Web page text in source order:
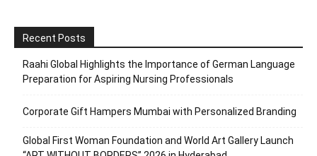
Recent Posts
Raahi Global Highlights the Importance of German Language
Preparation for Aspiring Nursing Professionals
Corporate Gift Hampers Mumbai with Personalized Branding
Global First Woman Foundation and World Art Gallery Launch